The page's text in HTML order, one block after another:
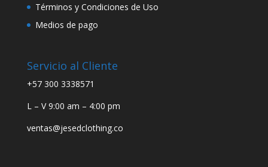
Términos y Condiciones de Uso
Medios de pago
Servicio al Cliente
+57 300 3338571
L – V 9:00 am – 4:00 pm
ventas@jesedclothing.co